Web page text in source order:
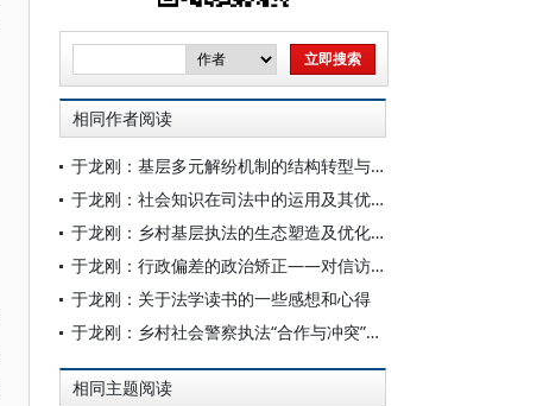
相同作者阅读
于龙刚：基层多元解纷机制的结构转型与模式分化
于龙刚：社会知识在司法中的运用及其优化
于龙刚：乡村基层执法的生态塑造及优化路径
于龙刚：行政偏差的政治矫正——对信访体制的功能分析
于龙刚：关于法学读书的一些感想和心得
于龙刚：乡村社会警察执法“合作与冲突”二元格局及其解释
相同主题阅读